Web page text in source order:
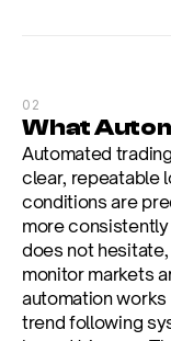
02
What
Automated
clear, repeatable
conditions are
more consistently
does not
monitor markets
automation
trend following